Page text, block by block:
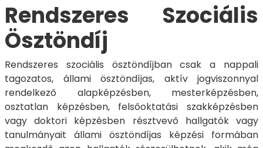
Rendszeres Szociális
Ösztöndíj
Rendszeres szociális ösztöndíjban csak a nappali
tagozatos, állami ösztöndíjas, aktív jogviszonnyal
rendelkező alapképzésben, mesterképzésben,
osztatlan képzésben, felsőoktatási szakképzésben
vagy doktori képzésben résztvevő hallgatók vagy
tanulmányait állami ösztöndíjas képzési formában